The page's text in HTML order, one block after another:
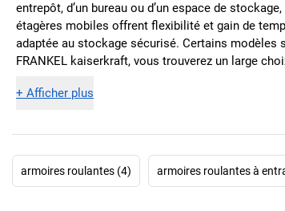
entrepôt, d’un bureau ou d’un espace de
étagères mobiles offrent flexibilité et gain de
adaptée au stockage sécurisé. Certains
FRANKEL kaiserkraft, vous trouverez un large
+ Afficher plus
armoires roulantes (4) armoires roulantes à